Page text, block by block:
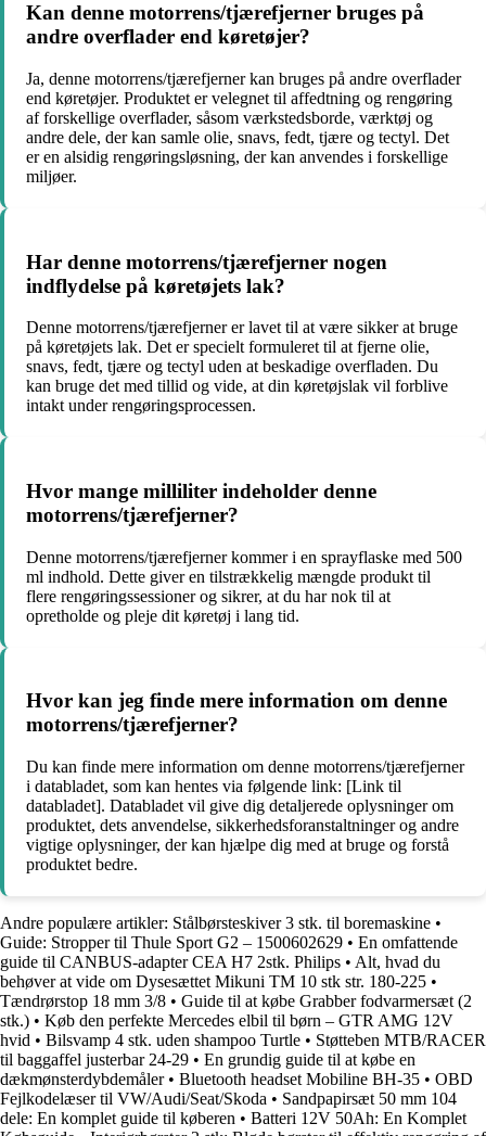
Kan denne motorrens/tjærefjerner bruges på
andre overflader end køretøjer?
Ja, denne motorrens/tjærefjerner kan bruges på andre overflader
end køretøjer. Produktet er velegnet til affedtning og rengøring
af forskellige overflader, såsom værkstedsborde, værktøj og
andre dele, der kan samle olie, snavs, fedt, tjære og tectyl. Det
er en alsidig rengøringsløsning, der kan anvendes i forskellige
miljøer.
Har denne motorrens/tjærefjerner nogen
indflydelse på køretøjets lak?
Denne motorrens/tjærefjerner er lavet til at være sikker at bruge
på køretøjets lak. Det er specielt formuleret til at fjerne olie,
snavs, fedt, tjære og tectyl uden at beskadige overfladen. Du
kan bruge det med tillid og vide, at din køretøjslak vil forblive
intakt under rengøringsprocessen.
Hvor mange milliliter indeholder denne
motorrens/tjærefjerner?
Denne motorrens/tjærefjerner kommer i en sprayflaske med 500
ml indhold. Dette giver en tilstrækkelig mængde produkt til
flere rengøringssessioner og sikrer, at du har nok til at
opretholde og pleje dit køretøj i lang tid.
Hvor kan jeg finde mere information om denne
motorrens/tjærefjerner?
Du kan finde mere information om denne motorrens/tjærefjerner
i databladet, som kan hentes via følgende link: [Link til
databladet]. Databladet vil give dig detaljerede oplysninger om
produktet, dets anvendelse, sikkerhedsforanstaltninger og andre
vigtige oplysninger, der kan hjælpe dig med at bruge og forstå
produktet bedre.
Andre populære artikler: Stålbørsteskiver 3 stk. til boremaskine •
Guide: Stropper til Thule Sport G2 – 1500602629 • En omfattende
guide til CANBUS-adapter CEA H7 2stk. Philips • Alt, hvad du
behøver at vide om Dysesættet Mikuni TM 10 stk str. 180-225 •
Tændrørstop 18 mm 3/8 • Guide til at købe Grabber fodvarmersæt (2
stk.) • Køb den perfekte Mercedes elbil til børn – GTR AMG 12V
hvid • Bilsvamp 4 stk. uden shampoo Turtle • Støtteben MTB/RACER
til baggaffel justerbar 24-29 • En grundig guide til at købe en
dækmønsterdybdemåler• Bluetooth headset Mobiline BH-35 • OBD
Fejlkodelæser til VW/Audi/Seat/Skoda • Sandpapirsæt 50 mm 104
dele: En komplet guide til køberen • Batteri 12V 50Ah: En Komplet